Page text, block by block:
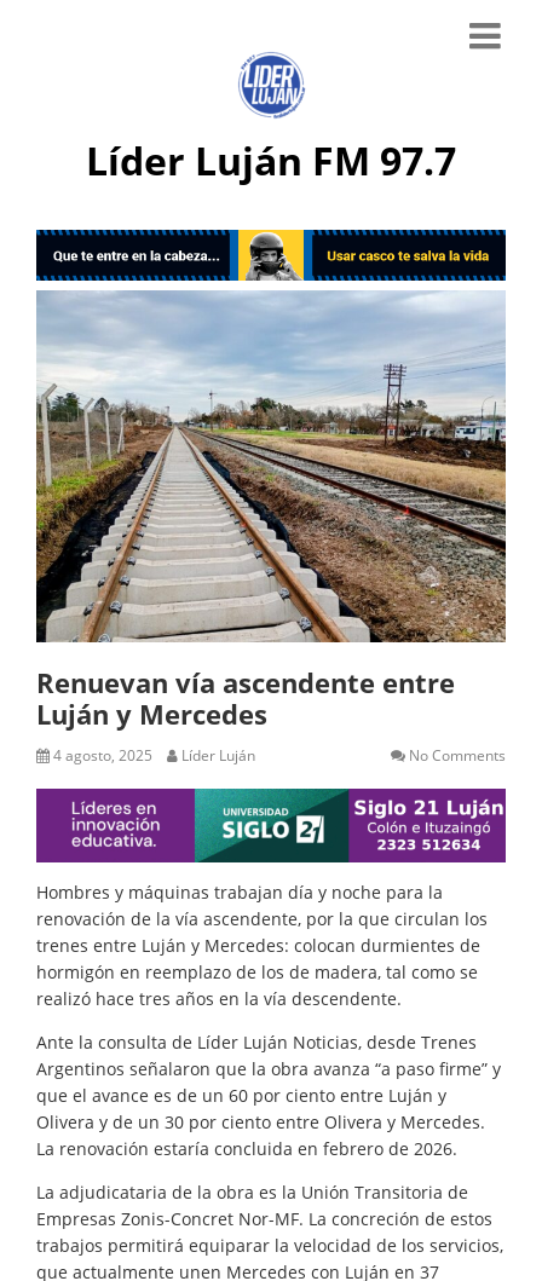
Líder Luján FM 97.7
Renuevan vía ascendente entre
Luján y Mercedes
4 agosto, 2025 Líder Luján No Comments
Hombres y máquinas trabajan día y noche para la
renovación de la vía ascendente, por la que circulan los
trenes entre Luján y Mercedes: colocan durmientes de
hormigón en reemplazo de los de madera, tal como se
realizó hace tres años en la vía descendente.
Ante la consulta de Líder Luján Noticias, desde Trenes
Argentinos señalaron que la obra avanza “a paso firme” y
que el avance es de un 60 por ciento entre Luján y
Olivera y de un 30 por ciento entre Olivera y Mercedes.
La renovación estaría concluida en febrero de 2026.
La adjudicataria de la obra es la Unión Transitoria de
Empresas Zonis-Concret Nor-MF. La concreción de estos
trabajos permitirá equiparar la velocidad de los servicios,
que actualmente unen Mercedes con Luján en 37